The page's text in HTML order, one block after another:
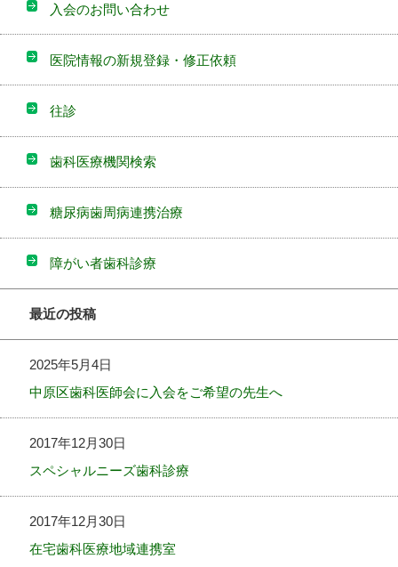
入会のお問い合わせ
医院情報の新規登録・修正依頼
往診
歯科医療機関検索
糖尿病歯周病連携治療
障がい者歯科診療
最近の投稿
2025年5月4日
中原区歯科医師会に入会をご希望の先生へ
2017年12月30日
スペシャルニーズ歯科診療
2017年12月30日
在宅歯科医療地域連携室